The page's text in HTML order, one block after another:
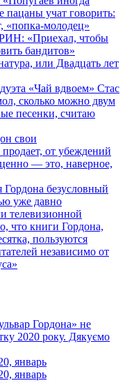
пацаны учат говорить:
«попка-молодец»
«Приехал, чтобы
бандитов»
или Двадцать лет
«Чай вдвоем» Стас
сколько можно двум
песенки, считаю
свои
от убеждений
— это, наверное,
безусловный
уже давно
телевизионной
что книги Гордона,
пользуются
независимо от
Гордона» не
2020 року. Дякуємо
январь
январь